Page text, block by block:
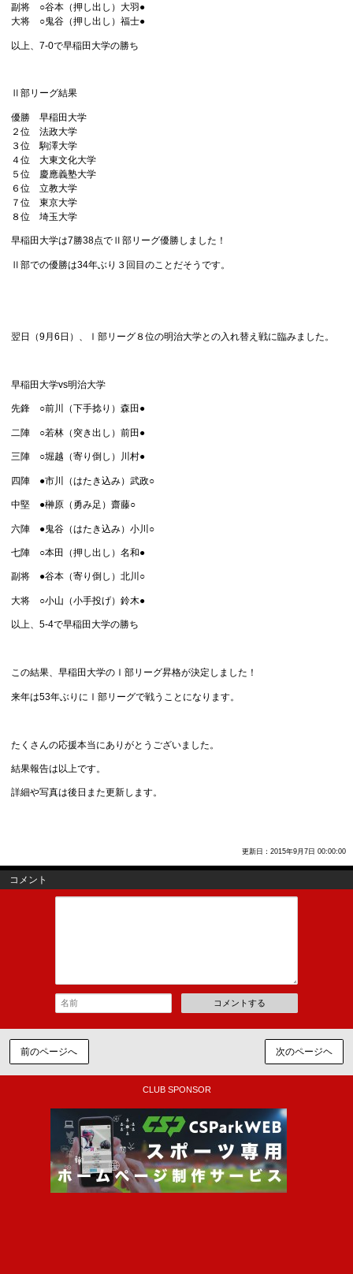
副将 ○谷本（押し出し）大羽●
大将 ○鬼谷（押し出し）福士●
以上、7-0で早稲田大学の勝ち
Ⅱ部リーグ結果
優勝 早稲田大学
２位 法政大学
３位 駒澤大学
４位 大東文化大学
５位 慶應義塾大学
６位 立教大学
７位 東京大学
８位 埼玉大学
早稲田大学は7勝38点でⅡ部リーグ優勝しました！
Ⅱ部での優勝は34年ぶり３回目のことだそうです。
翌日（9月6日）、Ⅰ部リーグ８位の明治大学との入れ替え戦に臨みました。
早稲田大学vs明治大学
先鋒 ○前川（下手捻り）森田●
二陣 ○若林（突き出し）前田●
三陣 ○堀越（寄り倒し）川村●
四陣 ●市川（はたき込み）武政○
中堅 ●榊原（勇み足）齋藤○
六陣 ●鬼谷（はたき込み）小川○
七陣 ○本田（押し出し）名和●
副将 ●谷本（寄り倒し）北川○
大将 ○小山（小手投げ）鈴木●
以上、5-4で早稲田大学の勝ち
この結果、早稲田大学のⅠ部リーグ昇格が決定しました！
来年は53年ぶりにⅠ部リーグで戦うことになります。
たくさんの応援本当にありがとうございました。
結果報告は以上です。
詳細や写真は後日また更新します。
更新日：2015年9月7日 00:00:00
コメント
コメントする
前のページへ 次のページヘ
CLUB SPONSOR